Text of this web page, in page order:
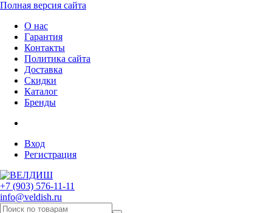
Полная версия сайта
О нас
Гарантия
Контакты
Политика сайта
Доставка
Скидки
Каталог
Бренды
Вход
Регистрация
+7 (903) 576-11-11
info@veldish.ru